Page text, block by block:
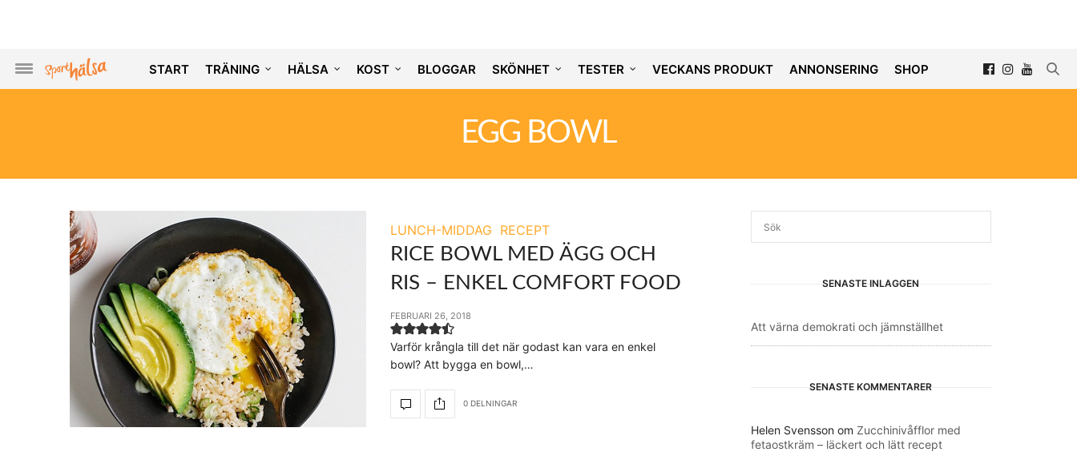
START TRÄNING HÄLSA KOST BLOGGAR SKÖNHET TESTER VECKANS PRODUKT ANNONSERING SHOP
EGG BOWL
LUNCH-MIDDAG RECEPT
RICE BOWL MED ÄGG OCH
RIS – ENKEL COMFORT FOOD
FEBRUARI 26, 2018
Varför krångla till det när godast kan vara en enkel
bowl? Att bygga en bowl,…
0 DELNINGAR
SENASTE INLÄGGEN
Att värna demokrati och jämnställhet
SENASTE KOMMENTARER
Helen Svensson om Zucchinivåfflor med
fetaostkräm – läckert och lätt recept